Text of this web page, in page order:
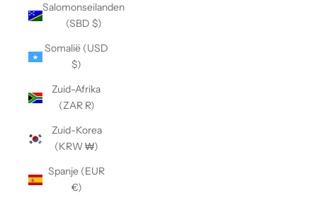
Salomonseilanden
(SBD $)
Somalië (USD
$)
Zuid-Afrika
(ZAR R)
Zuid-Korea
(KRW ₩)
Spanje (EUR
€)